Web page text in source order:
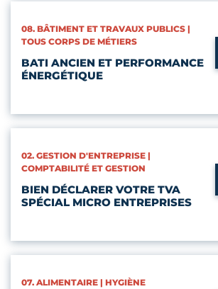
CATÉGORIES :
08. BÂTIMENT ET TRAVAUX PUBLICS |
TOUS CORPS DE MÉTIERS
BATI ANCIEN ET PERFORMANCE
ÉNERGÉTIQUE
CATÉGORIES :
02. GESTION D'ENTREPRISE |
COMPTABILITÉ ET GESTION
BIEN DÉCLARER VOTRE TVA
SPÉCIAL MICRO ENTREPRISES
CATÉGORIES :
07. ALIMENTAIRE | HYGIÈNE